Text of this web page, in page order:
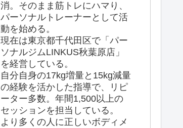
消。そのまま筋トレにハマり、
パーソナルトレーナーとして活
動を始める。
現在は東京都千代田区で「パー
ソナルジムLINKUS秋葉原店」
を経営している。
自分自身の17kg増量と15kg減量
の経験を活かした指導で、リピ
ーター多数。年間1,500以上の
セッションを担当している。
より多くの人に正しいボディメ